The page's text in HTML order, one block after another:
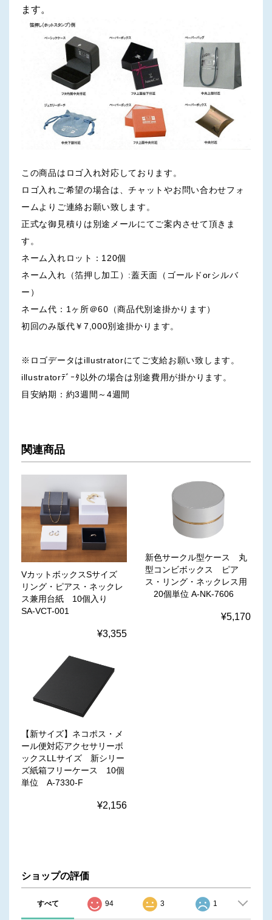
ます。
この商品はロゴ入れ対応しております。
ロゴ入れご希望の場合は、チャットやお問い合わせフォ
ームよりご連絡お願い致します。
正式な御見積りは別途メールにてご案内させて頂きま
す。
ネーム入れロット：120個
ネーム入れ（箔押し加工）:蓋天面（ゴールドorシルバ
ー）
ネーム代：1ヶ所＠60（商品代別途掛かります）
初回のみ版代￥7,000別途掛かります。
※ロゴデータはillustratorにてご支給お願い致します。
illustratorﾃﾞｰﾀ以外の場合は別途費用が掛かります。
目安納期：約3週間～4週間
関連商品
VカットボックスSサイズ
リング・ピアス・ネックレ
ス兼用台紙 10個入り
SA-VCT-001
¥3,355
新色サークル型ケース 丸
型コンビボックス ピア
ス・リング・ネックレス用
20個単位 A-NK-7606
¥5,170
【新サイズ】ネコポス・メ
ール便対応アクセサリーボ
ックスLLサイズ 新シリー
ズ紙箱フリーケース 10個
単位 A-7330-F
¥2,156
ショップの評価
すべて 94 3 1